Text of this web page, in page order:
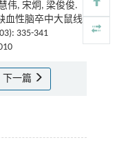
伟, 宋炯, 梁俊俊.
血性脑卒中大鼠线
335-341
下一篇